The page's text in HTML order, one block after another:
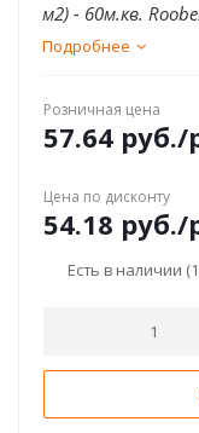
м2) - 60м.кв.
Подробнее
Розничная цена
57.64 руб./
Цена по дисконту
54.18 руб./
Есть в наличии